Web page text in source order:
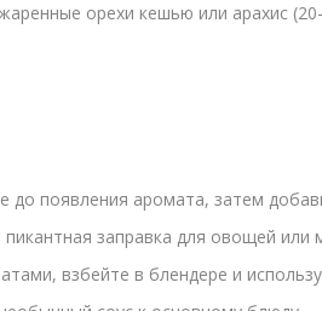
орехи кешью или арахис
до появления аромата, затем
заправка для овощей или
взбейте в блендере и